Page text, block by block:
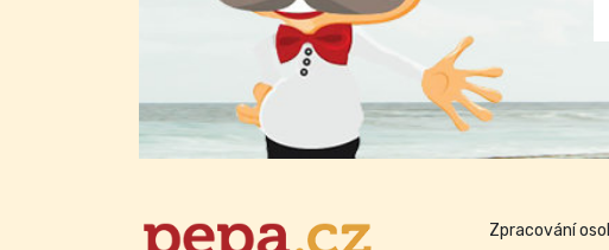
Zpracování